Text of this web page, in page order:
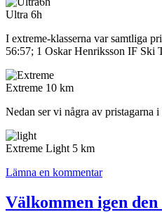
Ultra 6h
I extreme-klasserna var samtliga
56:57; 1 Oskar Henriksson IF Ski
Extreme 10 km
Nedan ser vi några av
Extreme Light 5 km
Lämna en kommentar
Välkommen igen den